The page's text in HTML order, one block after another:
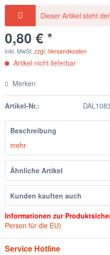
Dieser Artikel steht
0,80 € *
inkl. MwSt. zzgl. Versandkosten
Artikel nicht lieferbar
Merken
Artikel-Nr.:
Beschreibung
mehr
Ähnliche Artikel
Kunden kauften auch
Informationen zur
Person für die EU)
Service Hotline